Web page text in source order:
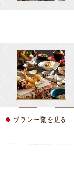
プラン一覧を見る